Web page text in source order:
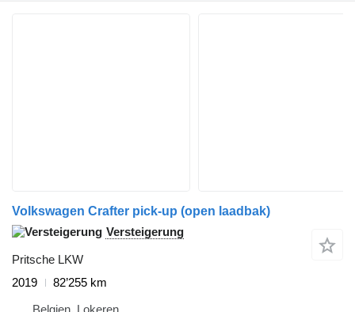
Volkswagen Crafter pick-up (open laadbak)
Versteigerung
Pritsche LKW
2019
82’255 km
Belgien, Lokeren